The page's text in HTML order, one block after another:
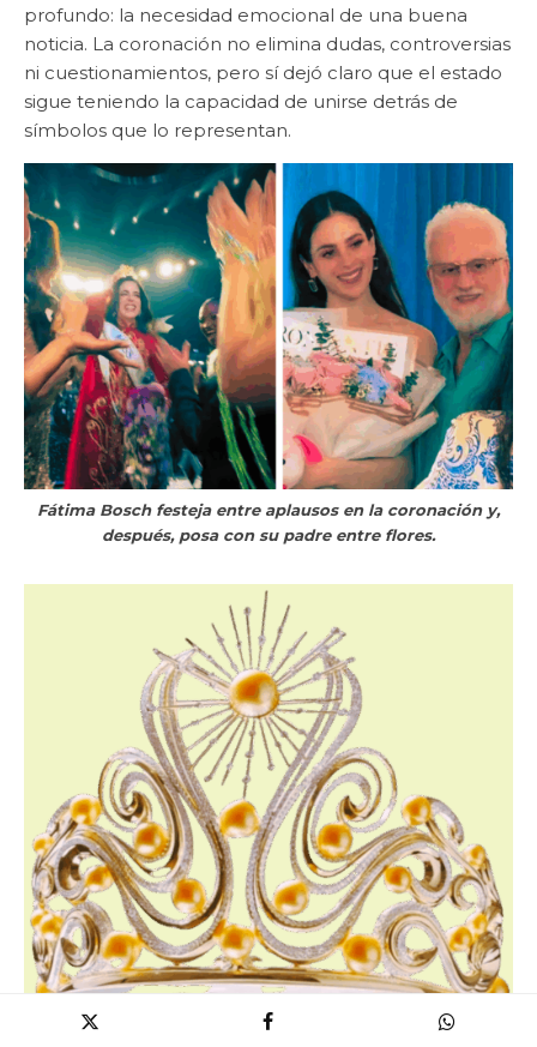
profundo: la necesidad emocional de una buena
noticia. La coronación no elimina dudas, controversias
ni cuestionamientos, pero sí dejó claro que el estado
sigue teniendo la capacidad de unirse detrás de
símbolos que lo representan.
Fátima Bosch festeja entre aplausos en la coronación y,
después, posa con su padre entre flores.